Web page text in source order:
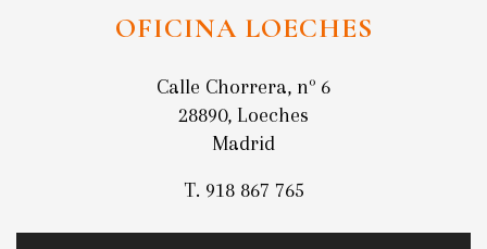
OFICINA LOECHES
Calle Chorrera, nº 6
28890, Loeches
Madrid
T. 918 867 765